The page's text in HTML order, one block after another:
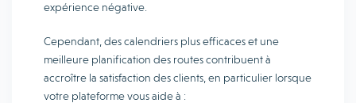
expérience négative.
Cependant, des calendriers plus efficaces et une
meilleure planification des routes contribuent à
accroître la satisfaction des clients, en particulier lorsque
votre plateforme vous aide à :